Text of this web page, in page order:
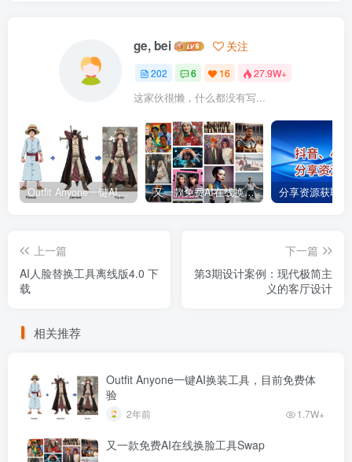
ge, bei 关注
202 6 16 27.9W+
这家伙很懒，什么都没有写...
Outfit Anyone一键AI换装工具，目前免费体验 又一款免费AI在线换脸工具Swap 分享资源获取
上一篇
AI人脸替换工具离线版4.0 下
载
下一篇
第3期设计案例：现代极简主
义的客厅设计
相关推荐
Outfit Anyone一键AI换装工具，目前免费体
验
2年前 1.7W+
又一款免费AI在线换脸工具Swap